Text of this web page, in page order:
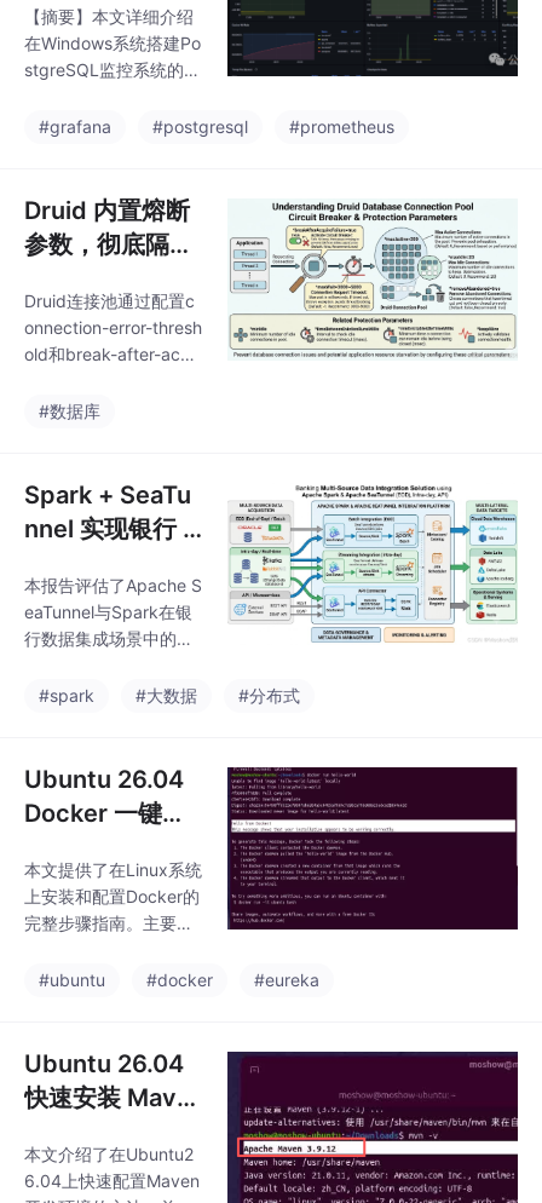
进，并制定从JDK 17或
21的升级计划。
ana+Promethe
us+Postgres_E
干货教程
【摘要】本文详细介绍
在Windows系统搭建Po
stgreSQL监控系统的完
us采集数据库指标，Gr
orter作为中间桥梁。内
容涵盖：1）环境准备要
求；2）Prometheus安
na安装与数据源设置；
4）postgres_exporter
的部署与数据库权限配
28仪表
#grafana #postgresql #prometheus
Druid 内置熔断
参数，彻底隔离
围系统数据库
Druid连接池通过配置c
onnection-error-thresh
old和break-after-acqu
速实现对外围系统数据
时，前两次请求会等待
超时（约1秒），第三次
开始直接快速失败，避
主系统AAA不受影响。
配置包括设置最大等待
时间、验证查询超时等
-catch降级处理。Dru
#数据库
Spark + SeaTu
nnel 实现银行 E
源数据集成可行
性研究报告
本报告评估了Apache S
eaTunnel与Spark在银
行数据集成场景中的应
处理文件、MongoDB实
表明：SeaTunnel作为
统一数据集成层，在数
据源覆盖（支持100+连
生Prometheus集成）、
稳定性（摩根大通等金
融案例验证）、灾备能
可用架构）和扩展性
#spark #大数据 #分布式
Ubuntu 26.04
Docker 一键安
本文提供了在Linux系统
上安装和配置Docker的
完整步骤指南。主要内
并安装Docker引擎及相
3）配置国内镜像加速
器提升下载速度；4）
重启服务使配置生效；
器验证安装。成功执行
后将显示Docker欢迎信
#ubuntu #docker #eureka
Ubuntu 26.04
快速安装 Mave
镜像
本文介绍了在Ubuntu2
6.04上快速配置Maven